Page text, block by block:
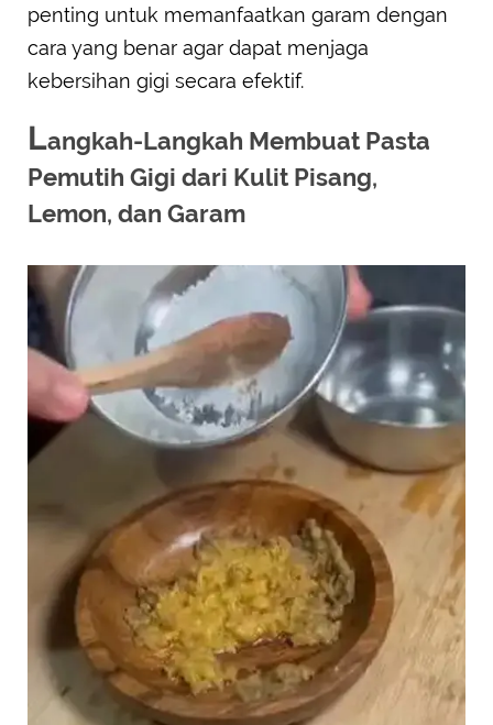
penting untuk memanfaatkan garam dengan
cara yang benar agar dapat menjaga
kebersihan gigi secara efektif.
Langkah-Langkah Membuat Pasta
Pemutih Gigi dari Kulit Pisang,
Lemon, dan Garam